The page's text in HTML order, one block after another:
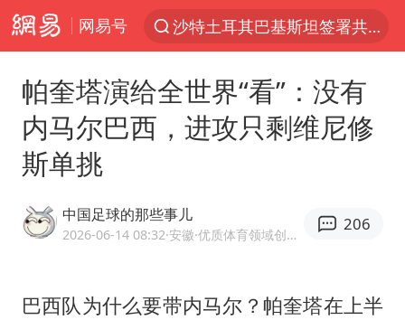
网易号
沙特土耳其巴基斯坦签署共同防务协议
泉州市委书记张毅恭被查
台风白海豚已进入24小时警戒线
四川宜宾市高县4.9级地震致1人死亡
名创优品回应女子吐槽内裤质量差
帕奎塔演给全世界“看”：没有
内马尔巴西，进攻只剩维尼修
斯单挑
中国足球的那些事儿
2026-06-14 08:32·安徽 ·优质体育领域创作者
206
巴西队为什么要带内马尔？ 帕奎塔在上半